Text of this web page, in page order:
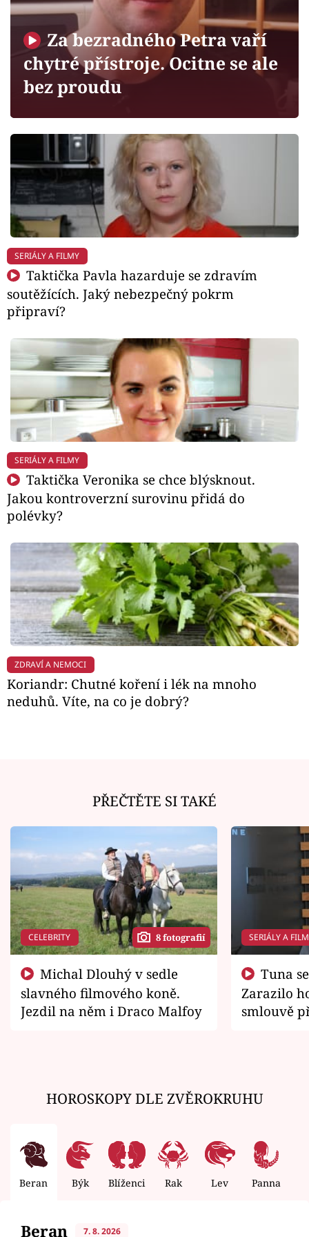
Sledujte prima+
Filmový festival Karlovy Vary
Mámy sobě
Přihlášení
Sledujte nás
Za bezradného Petra vaří
chytré přístroje. Ocitne se ale
bez proudu
SERIÁLY A FILMY
Taktička Pavla hazarduje se zdravím
soutěžících. Jaký nebezpečný pokrm
připraví?
SERIÁLY A FILMY
Taktička Veronika se chce blýsknout.
Jakou kontroverzní surovinu přidá do
polévky?
ZDRAVÍ A NEMOCI
Koriandr: Chutné koření i lék na mnoho
neduhů. Víte, na co je dobrý?
PŘEČTĚTE SI TAKÉ
CELEBRITY 8 fotografií
slavného filmového koně.
Jezdil na něm i Draco Malfoy
SERIÁLY A
Zarazilo
smlouvě
HOROSKOPY DLE ZVĚROKRUHU
Beran Býk Blíženci Rak Lev Panna
Beran 7. 8. 2026